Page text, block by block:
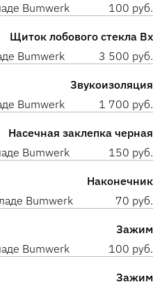
Bumwerk 100 руб.
Щиток лобового стекла Вх
Bumwerk 3 500 руб.
Звукоизоляция
Bumwerk 1 700 руб.
Насечная заклепка черная
Bumwerk 150 руб.
Наконечник
Bumwerk 70 руб.
Зажим
Bumwerk 100 руб.
Зажим